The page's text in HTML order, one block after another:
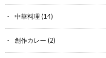
中華料理 (14)
創作カレー (2)